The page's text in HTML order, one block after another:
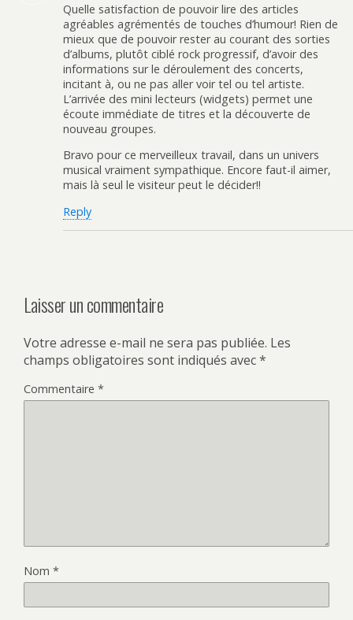
Quelle satisfaction de pouvoir lire des articles
agréables agrémentés de touches d’humour! Rien de
mieux que de pouvoir rester au courant des sorties
d’albums, plutôt ciblé rock progressif, d’avoir des
informations sur le déroulement des concerts,
incitant à, ou ne pas aller voir tel ou tel artiste.
L’arrivée des mini lecteurs (widgets) permet une
écoute immédiate de titres et la découverte de
nouveau groupes.
Bravo pour ce merveilleux travail, dans un univers
musical vraiment sympathique. Encore faut-il aimer,
mais là seul le visiteur peut le décider!!
Reply
Laisser un commentaire
Votre adresse e-mail ne sera pas publiée. Les
champs obligatoires sont indiqués avec*
Commentaire *
Nom *